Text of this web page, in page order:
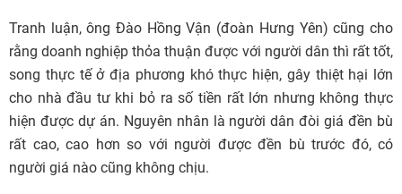
Tranh luận, ông Đào Hồng Vận (đoàn Hưng Yên) cũng cho
rằng doanh nghiệp thỏa thuận được với người dân thì rất tốt,
song thực tế ở địa phương khó thực hiện, gây thiệt hại lớn
cho nhà đầu tư khi bỏ ra số tiền rất lớn nhưng không thực
hiện được dự án. Nguyên nhân là người dân đòi giá đền bù
rất cao, cao hơn so với người được đền bù trước đó, có
người giá nào cũng không chịu.